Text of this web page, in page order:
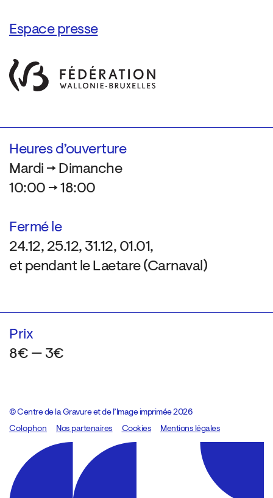
Espace presse
Heures d’ouverture
Mardi → Dimanche
10:00 → 18:00
Fermé le
24.12, 25.12, 31.12, 01.01,
et pendant le Laetare (Carnaval)
Prix
8€ — 3€
© Centre de la Gravure et de l’Image imprimée 2026
Colophon
Design:Marcel Kaczmarek, code:8080.studio
Nos partenaires Cookies Mentions légales